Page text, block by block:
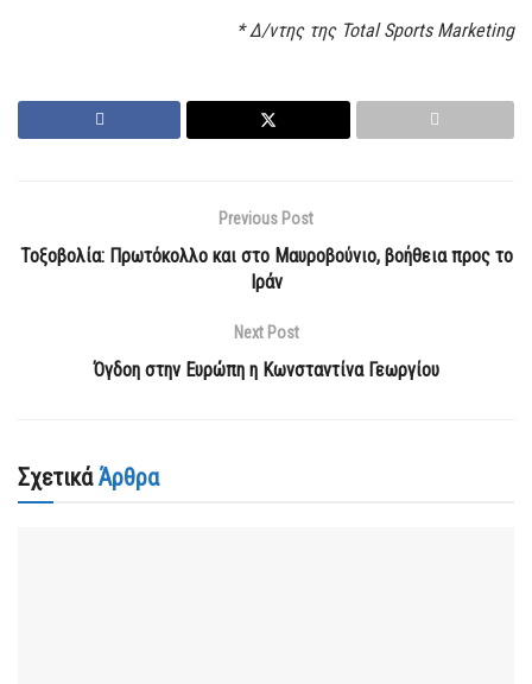
* Δ/ντης της Total Sports Marketing
Previous Post
Τοξοβολία: Πρωτόκολλο και στο Μαυροβούνιο, βοήθεια προς το
Ιράν
Next Post
Όγδοη στην Ευρώπη η Κωνσταντίνα Γεωργίου
ΣχετικάΆρθρα